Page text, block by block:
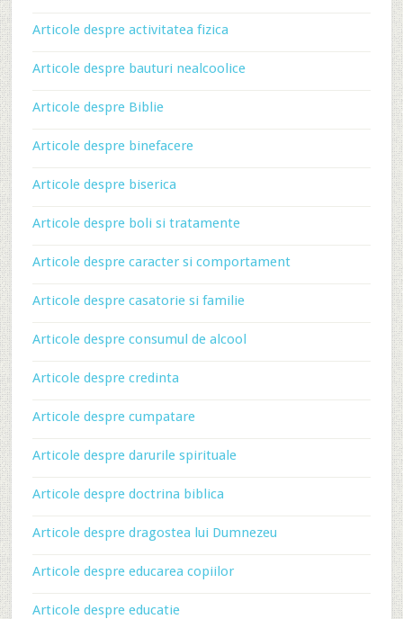
Articole despre activitatea fizica
Articole despre bauturi nealcoolice
Articole despre Biblie
Articole despre binefacere
Articole despre biserica
Articole despre boli si tratamente
Articole despre caracter si comportament
Articole despre casatorie si familie
Articole despre consumul de alcool
Articole despre credinta
Articole despre cumpatare
Articole despre darurile spirituale
Articole despre doctrina biblica
Articole despre dragostea lui Dumnezeu
Articole despre educarea copiilor
Articole despre educatie